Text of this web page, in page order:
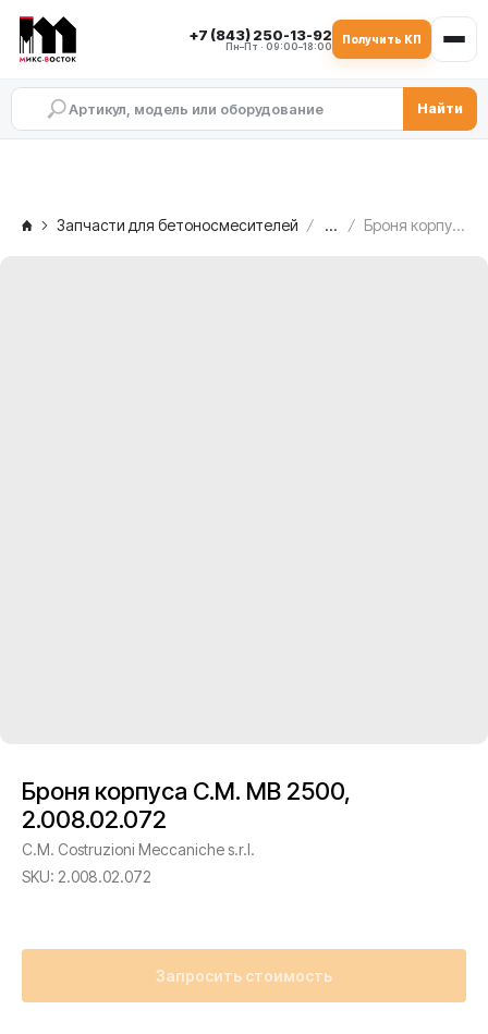
+7 (843) 250-13-92
Пн–Пт · 09:00–18:00
Получить КП
Найти
Запчасти для бетоносмесителей ... Броня корпуса C.M. MB 2500, 2.008.02.072
Броня корпуса C.M. MB 2500,
2.008.02.072
C.M. Costruzioni Meccaniche s.r.l.
SKU: 2.008.02.072
Запросить стоимость